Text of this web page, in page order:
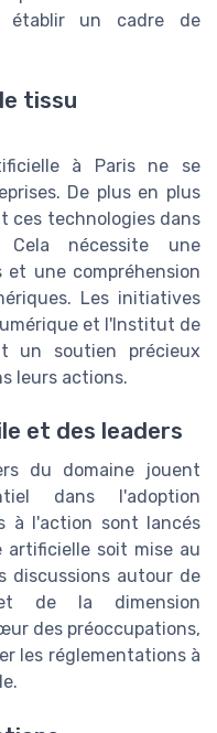
établir un cadre de
tissu
à Paris ne se
De plus en plus
ces technologies dans
Cela nécessite une
une compréhension
Les initiatives
et l'Institut de
un soutien précieux
leurs actions.
et des leaders
du domaine jouent
dans l'adoption
à l'action sont lancés
soit mise au
discussions autour de
de la dimension
des préoccupations,
les réglementations à